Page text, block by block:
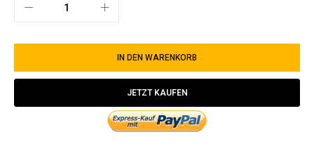
IN DEN WARENKORB
JETZT KAUFEN